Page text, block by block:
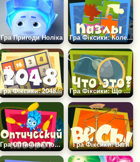
Гра Пригоди Ноліка Гра Фіксики: Колекція Пазлів
Гра Фіксики: 2048 Преміум Гра Фіксики: Що Це?
Гра Оптичний Поворот Гра Фіксики: Ваги